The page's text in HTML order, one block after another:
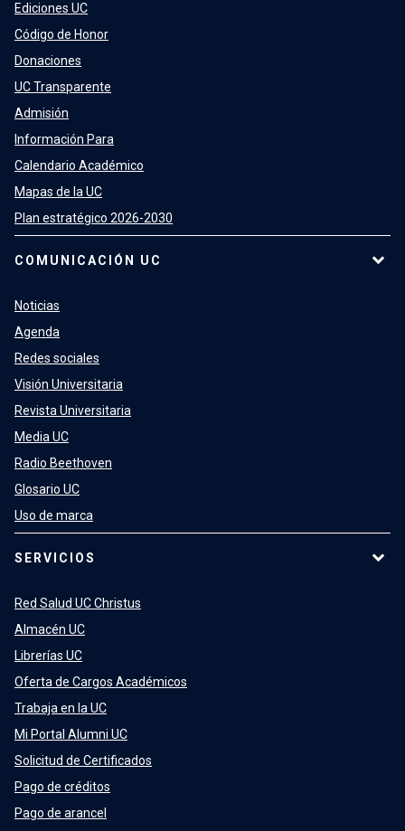
Ediciones UC
Código de Honor
Donaciones
UC Transparente
Admisión
Información Para
Calendario Académico
Mapas de la UC
Plan estratégico 2026-2030
COMUNICACIÓN UC
Noticias
Agenda
Redes sociales
Visión Universitaria
Revista Universitaria
Media UC
Radio Beethoven
Glosario UC
Uso de marca
SERVICIOS
Red Salud UC Christus
Almacén UC
Librerías UC
Oferta de Cargos Académicos
Trabaja en la UC
Mi Portal Alumni UC
Solicitud de Certificados
Pago de créditos
Pago de arancel